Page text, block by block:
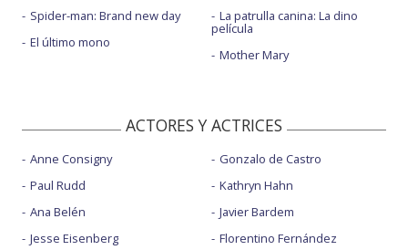
Spider-man: Brand new day
El último mono
La patrulla canina: La dino
película
Mother Mary
ACTORES Y ACTRICES
Anne Consigny
Paul Rudd
Ana Belén
Jesse Eisenberg
Gonzalo de Castro
Kathryn Hahn
Javier Bardem
Florentino Fernández